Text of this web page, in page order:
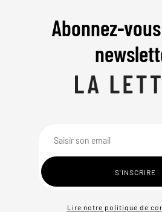
Abonnez-
Lire notre politique de